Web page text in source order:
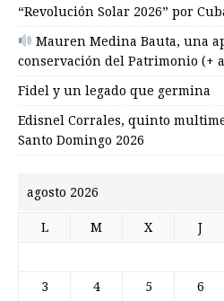
“Revolución Solar 2026” por
Mauren Medina Bauta, una
conservación del Patrimonio (+
Fidel y un legado que germina
Edisnel Corrales, quinto
Santo Domingo 2026
agosto 2026
L M X J
3 4 5 6